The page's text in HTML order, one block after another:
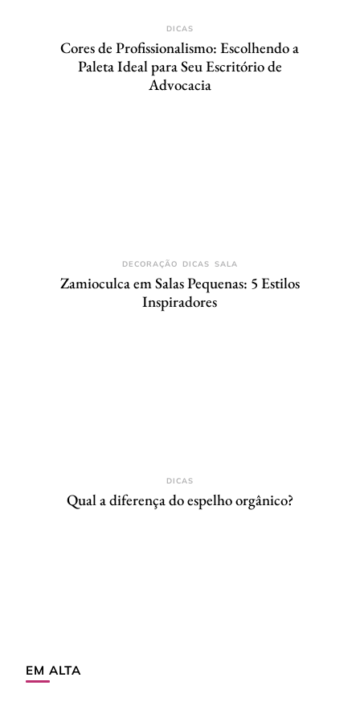
DICAS
Cores de Profissionalismo: Escolhendo a
Paleta Ideal para Seu Escritório de
Advocacia
DECORAÇÃO DICAS SALA
Zamioculca em Salas Pequenas: 5 Estilos
Inspiradores
DICAS
Qual a diferença do espelho orgânico?
EM ALTA